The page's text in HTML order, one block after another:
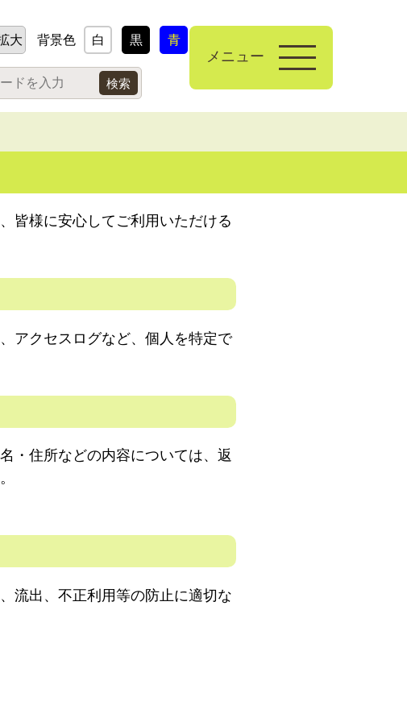
大 背景色 白 黒 青
メニュー
皆様に安心してご利用いただける
アクセスログなど、個人を特定で
・住所などの内容については、返
流出、不正利用等の防止に適切な